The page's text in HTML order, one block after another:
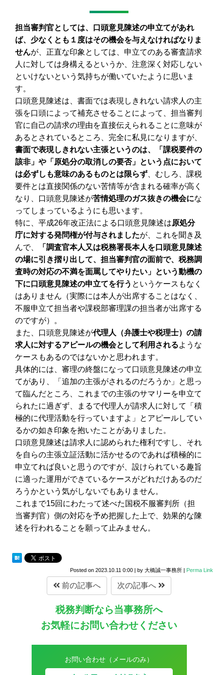
担当審判官としては、口頭意見陳述の申立てがあれ
ば、少なくとも１度はその機会を与えなければなりま
せんが、正直な印象としては、申立てのある審査請求
人に対しては身構えるというか、注意深く対応しない
といけないという気持ちが働いていたように思いま
す。
口頭意見陳述は、書面では表現しきれない請求人の主
張を口頭によって補充させることによって、担当審判
官に自己の請求の理由を直接伝えられることに意味が
あるとされているところ、完全に私見になりますが、
書面で表現しきれない主張というのは、「課税要件の
該非」や「原処分の取消しの要否」という点において
は必ずしも意味のあるものとは限らず 、むしろ、課税
要件とは直接関係のない苦情等が含まれる確率が高く
なり、口頭意見陳述が苦情処理のガス抜きの機会にな
ってしまっているようにも思います。
特に、平成26年改正法による口頭意見陳述は原処分
庁に対する発問権が付与されましたが、これを聞き及
んで、
「調査官本人又は税務署長本人を口頭意見陳述
の場に引き摺り出して、担当審判官の面前で、税務調
査時の対応の不満を面罵してやりたい」という動機の
下に口頭意見陳述の申立てを行う というケースもなく
はありません（実際には本人が出席することはなく、
不服申立て担当者や課税部審理課の担当者が出席する
のですが）。
また、口頭意見陳述が代理人（弁護士や税理士）の請
求人に対するアピールの機会として利用されるような
ケースもあるのではないかと思われます。
具体的には、審理の終盤になって口頭意見陳述の申立
てがあり、「追加の主張がされるのだろうか」と思っ
て臨んだところ、これまでの主張のサマリーを申立て
られたに過ぎず、まるで代理人が請求人に対して「積
極的に代理活動を行っていますよ」とアピールしてい
るかの如き印象を抱いたことがありました。
口頭意見陳述は請求人に認められた権利ですし、それ
を自らの主張立証活動に活かせるのであれば積極的に
申立てれば良いと思うのですが、設けられている趣旨
に適った運用ができているケースがどれだけあるのだ
ろうかという気がしないでもありません。
これまで15回にわたって述べた国税不服審判所（担
当審判官）側の対応を予め把握した上で、効果的な陳
述を行われることを願って止みません。
Posted on 2023.10.11 0:00 | by 大橋誠一事務所 | Perma Link
前の記事へ 次の記事へ
税務判断なら当事務所へ
お気軽にお問い合わせください
お問い合わせ（メールのみ）